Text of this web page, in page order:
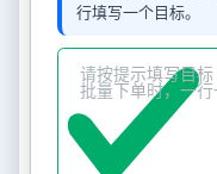
行填写一个目标。